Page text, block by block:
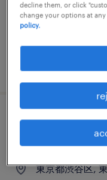
¥1400.00 per
不動産の送迎、
東京都渋谷区,
decline them, or click
change your options at
policy.